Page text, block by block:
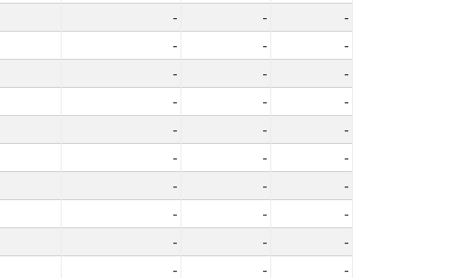
- -
-
- -
-
- -
-
- -
-
- -
-
- -
-
- -
-
- -
-
- -
-
- -
-